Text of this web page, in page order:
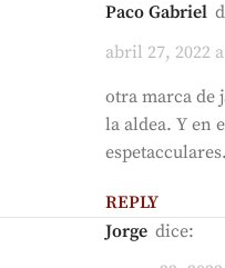
Paco Gabriel
abril 27, 2022
otra marca de
la aldea. Y en
espetacculares.
REPLY
Jorge dice: